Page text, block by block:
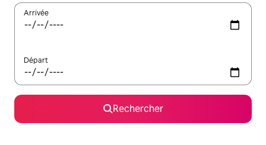
Arrivée
Départ
Rechercher